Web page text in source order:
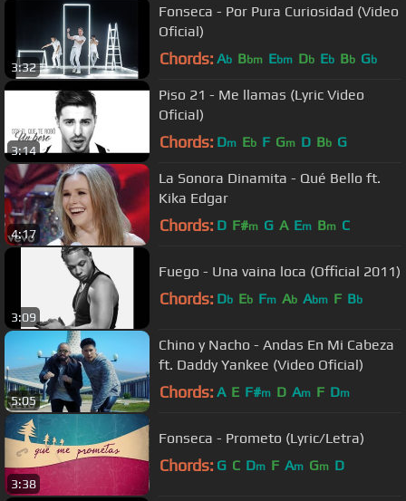
3:32
Fonseca - Por Pura Curiosidad (Video
Oficial)
Chords: Ab Bbm Ebm Db Eb Bb Gb
3:14
Piso 21 - Me llamas (Lyric Video
Oficial)
Chords: Dm Eb F Gm D Bb G
4:17
La Sonora Dinamita - Qué Bello ft.
Kika Edgar
Chords: D F#m G A Em Bm C
3:09
Fuego - Una vaina loca (Official 2011)
Chords: Db Eb Fm Ab Abm F Bb
5:05
Chino y Nacho - Andas En Mi Cabeza
ft. Daddy Yankee (Video Oficial)
Chords: A E F#m D Am F Dm
3:38
Fonseca - Prometo (Lyric/Letra)
Chords: G C Dm F Am Gm D